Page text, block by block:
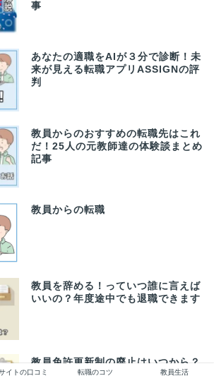
事
あなたの適職をAIが３分で診断！未
来が見える転職アプリASSIGNの評
判
教員からのおすすめの転職先はこれ
だ！25人の元教師達の体験談まとめ
記事
教員からの転職
教員を辞める！っていつ誰に言えば
いいの？年度途中でも退職できます
教員免許更新制の廃止はいつから？
2022年7月１日からに決定
イトの口コミ 転職のコツ 教員生活